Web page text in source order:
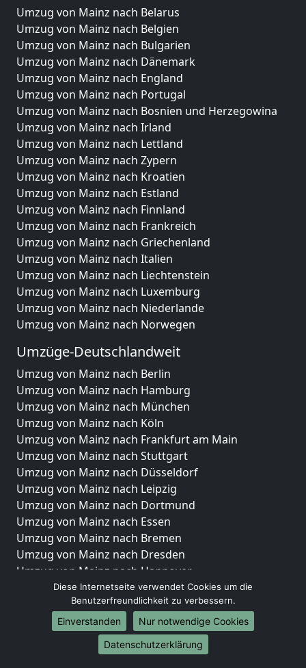
Umzug von Mainz nach Belarus
Umzug von Mainz nach Belgien
Umzug von Mainz nach Bulgarien
Umzug von Mainz nach Dänemark
Umzug von Mainz nach England
Umzug von Mainz nach Portugal
Umzug von Mainz nach Bosnien und Herzegowina
Umzug von Mainz nach Irland
Umzug von Mainz nach Lettland
Umzug von Mainz nach Zypern
Umzug von Mainz nach Kroatien
Umzug von Mainz nach Estland
Umzug von Mainz nach Finnland
Umzug von Mainz nach Frankreich
Umzug von Mainz nach Griechenland
Umzug von Mainz nach Italien
Umzug von Mainz nach Liechtenstein
Umzug von Mainz nach Luxemburg
Umzug von Mainz nach Niederlande
Umzug von Mainz nach Norwegen
Umzüge-Deutschlandweit
Umzug von Mainz nach Berlin
Umzug von Mainz nach Hamburg
Umzug von Mainz nach München
Umzug von Mainz nach Köln
Umzug von Mainz nach Frankfurt am Main
Umzug von Mainz nach Stuttgart
Umzug von Mainz nach Düsseldorf
Umzug von Mainz nach Leipzig
Umzug von Mainz nach Dortmund
Umzug von Mainz nach Essen
Umzug von Mainz nach Bremen
Umzug von Mainz nach Dresden
Umzug von Mainz nach Hannover
Umzug von Mainz nach Nürnberg
Umzug von Mainz nach Duisburg
Umzug von Mainz nach Bochum
Umzug von Mainz nach Wuppertal
Umzug von Mainz nach Bielefeld
Diese Internetseite verwendet Cookies um die
Benutzerfreundlichkeit zu verbessern.
Einverstanden
Nur notwendige Cookies
Datenschutzerklärung